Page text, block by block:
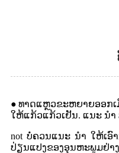
●ທາດແຫຼວຂະຫຍາຍອອກ
ໃຫ້ແກ້ວແກ້ວເຢັນ. ແນະ ນຳ
not ບໍ່ຄວນແນະ ນຳ ໃຫ້ເອົ
ປ່ຽນແປງຂອງອຸນຫະພູມຢ່າ